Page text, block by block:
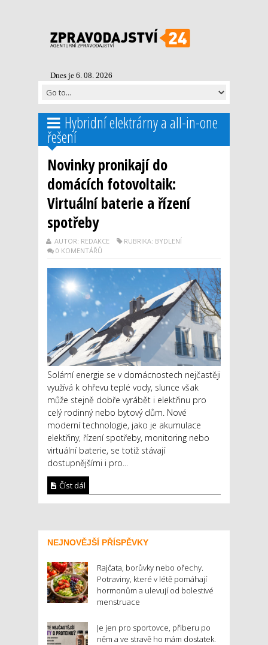
Dnes je 6. 08. 2026
Hybridní elektrárny a all-in-one
řešení
Novinky pronikají do
domácích fotovoltaik:
Virtuální baterie a řízení
spotřeby
AUTOR: REDAKCE
RUBRIKA: BYDLENÍ
0 KOMENTÁŘŮ
Solární energie se v domácnostech nejčastěji
využívá k ohřevu teplé vody, slunce však
může stejně dobře vyrábět i elektřinu pro
celý rodinný nebo bytový dům. Nové
moderní technologie, jako je akumulace
elektřiny, řízení spotřeby, monitoring nebo
virtuální baterie, se totiž stávají
dostupnějšími i pro...
Číst dál
NEJNOVĚJŠÍ PŘÍSPĚVKY
Rajčata, borůvky nebo ořechy.
Potraviny, které v létě pomáhají
hormonům a ulevují od bolestivé
menstruace
Je jen pro sportovce, přiberu po
něm a ve stravě ho mám dostatek.